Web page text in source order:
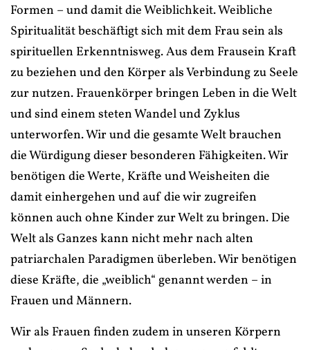
Formen – und damit die Weiblichkeit. Weibliche
Spiritualität beschäftigt sich mit dem Frau sein als
spirituellen Erkenntnisweg. Aus dem Frausein Kraft
zu beziehen und den Körper als Verbindung zu Seele
zur nutzen. Frauenkörper bringen Leben in die Welt
und sind einem steten Wandel und Zyklus
unterworfen. Wir und die gesamte Welt brauchen
die Würdigung dieser besonderen Fähigkeiten. Wir
benötigen die Werte, Kräfte und Weisheiten die
damit einhergehen und auf die wir zugreifen
können auch ohne Kinder zur Welt zu bringen. Die
Welt als Ganzes kann nicht mehr nach alten
patriarchalen Paradigmen überleben. Wir benötigen
diese Kräfte, die „weiblich“ genannt werden – in
Frauen und Männern.
Wir als Frauen finden zudem in unseren Körpern